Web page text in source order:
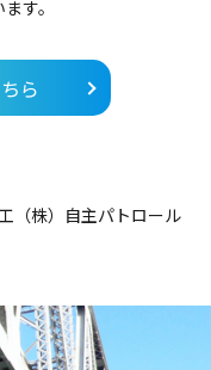
す。
ら
（株）自主パトロール